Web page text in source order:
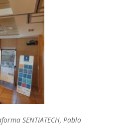
SENTIATECH, Pablo